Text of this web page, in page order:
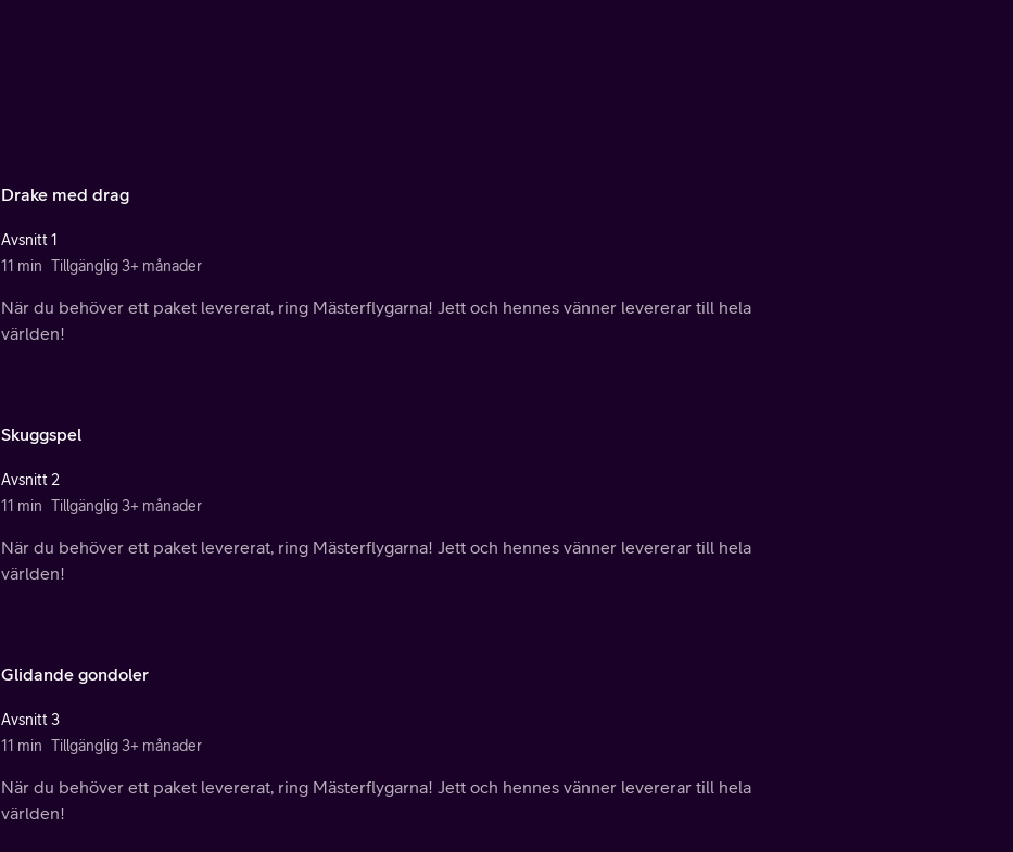
Drake med drag
Avsnitt 1
11 min Tillgänglig 3+ månader
När du behöver ett paket levererat, ring Mästerflygarna! Jett och hennes vänner levererar till hela
världen!
Skuggspel
Avsnitt 2
11 min Tillgänglig 3+ månader
När du behöver ett paket levererat, ring Mästerflygarna! Jett och hennes vänner levererar till hela
världen!
Glidande gondoler
Avsnitt 3
11 min Tillgänglig 3+ månader
När du behöver ett paket levererat, ring Mästerflygarna! Jett och hennes vänner levererar till hela
världen!